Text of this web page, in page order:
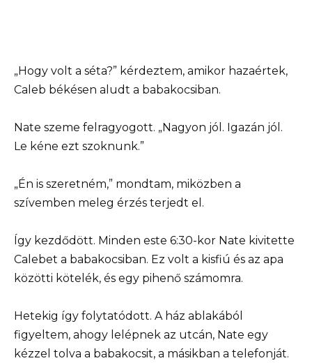
„Hogy volt a séta?” kérdeztem, amikor hazaértek,
Caleb békésen aludt a babakocsiban.
Nate szeme felragyogott. „Nagyon jól. Igazán jól.
Le kéne ezt szoknunk.”
„Én is szeretném,” mondtam, miközben a
szívemben meleg érzés terjedt el.
Így kezdődött. Minden este 6:30-kor Nate kivitette
Calebet a babakocsiban. Ez volt a kisfiú és az apa
közötti kötelék, és egy pihenő számomra.
Hetekig így folytatódott. A ház ablakából
figyeltem, ahogy lelépnek az utcán, Nate egy
kézzel tolva a babakocsit, a másikban a telefonját.